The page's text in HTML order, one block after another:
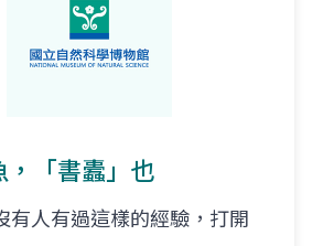
，「書蠹」也
有人有過這樣的經驗，打開